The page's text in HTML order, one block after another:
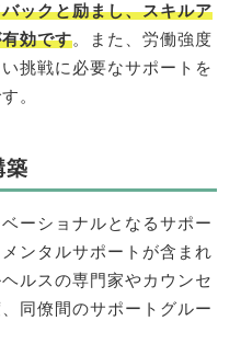
ックと励まし、スキルア
効です。また、労働強度
挑戦に必要なサポートを
。
築
ーショナルとなるサポー
ンタルサポートが含まれ
ルスの専門家やカウンセ
同僚間のサポートグルー